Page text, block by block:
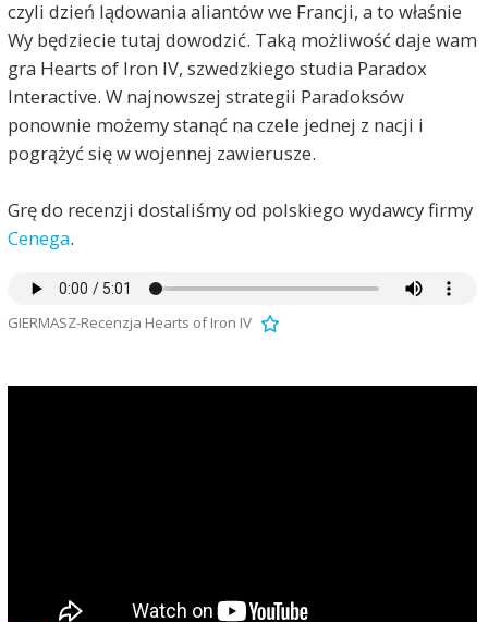
czyli dzień lądowania aliantów we Francji, a to właśnie
Wy będziecie tutaj dowodzić. Taką możliwość daje wam
gra Hearts of Iron IV, szwedzkiego studia Paradox
Interactive. W najnowszej strategii Paradoksów
ponownie możemy stanąć na czele jednej z nacji i
pogrążyć się w wojennej zawierusze.
Grę do recenzji dostaliśmy od polskiego wydawcy firmy
Cenega.
GIERMASZ-Recenzja Hearts of Iron IV